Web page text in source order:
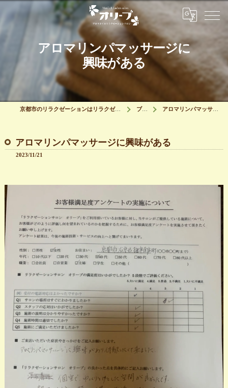
アロマリンパマッサージに
興味がある
京都市のリラクゼーションはリラクゼーションサロン オリーブ ブログ アロマリンパマッサージに興味がある
アロマリンパマッサージに興味がある
2023/11/21